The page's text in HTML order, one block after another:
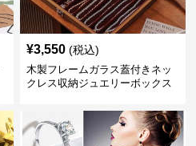
¥3,550 (税込)
木製フレームガラス蓋付きネッ
クレス収納ジュエリーボックス